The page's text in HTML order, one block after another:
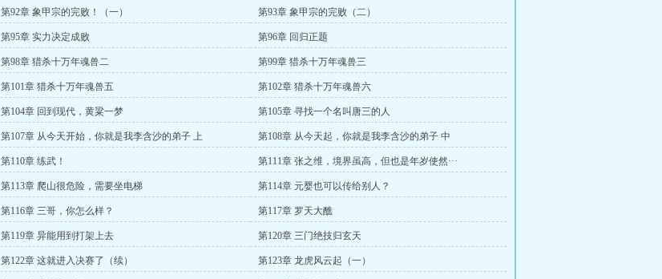
第92章 象甲宗的完败！（一） 第93章 象甲宗的完败（二）
第95章 实力决定成败 第96章 回归正题
第98章 猎杀十万年魂兽二 第99章 猎杀十万年魂兽三
第101章 猎杀十万年魂兽五 第102章 猎杀十万年魂兽六
第104章 回到现代，黄粱一梦 第105章 寻找一个名叫唐三的人
第107章 从今天开始，你就是我李含沙的弟子 上 第108章 从今天起，你就是我李含沙的弟子 中
第110章 练武！ 第111章 张之维，境界虽高，但也是年岁使然···
第113章 爬山很危险，需要坐电梯 第114章 元婴也可以传给别人？
第116章 三哥，你怎么样？ 第117章 罗天大醮
第119章 异能用到打架上去 第120章 三门绝技归玄天
第122章 这就进入决赛了（续） 第123章 龙虎风云起（一）